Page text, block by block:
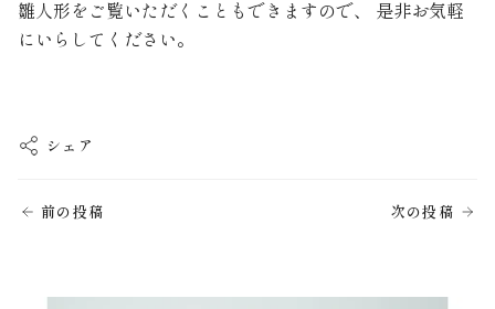
雛人形をご覧いただくこともできますので、 是非お気軽
にいらしてください。
シェア
次の投稿
前の投稿